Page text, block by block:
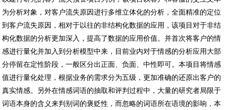
为分析对象，对客户流失原因进行多维立体化的分析，全面精准的定位
到客户流失原因，相对于以往的非结构化数据的应用，该项目对于非结
构化数据的分析更加深入，提高了数据的应用价值。并首次将客户的情
感进行量化并加入到分析模型中来，目前业内对于情感的分析应用大部
分停留在定性阶段，一般区分出正面、负面、中性即可。本项目将情感
值进行量化处理，根据业务的需求分为五级，更加准确的还原出客户的
真实情感。另外在情感词语的抽取和评判过程中，大量的研究者局限于
词语本身的含义来判别词的褒贬性，而忽略的词语所在语境的影响，本